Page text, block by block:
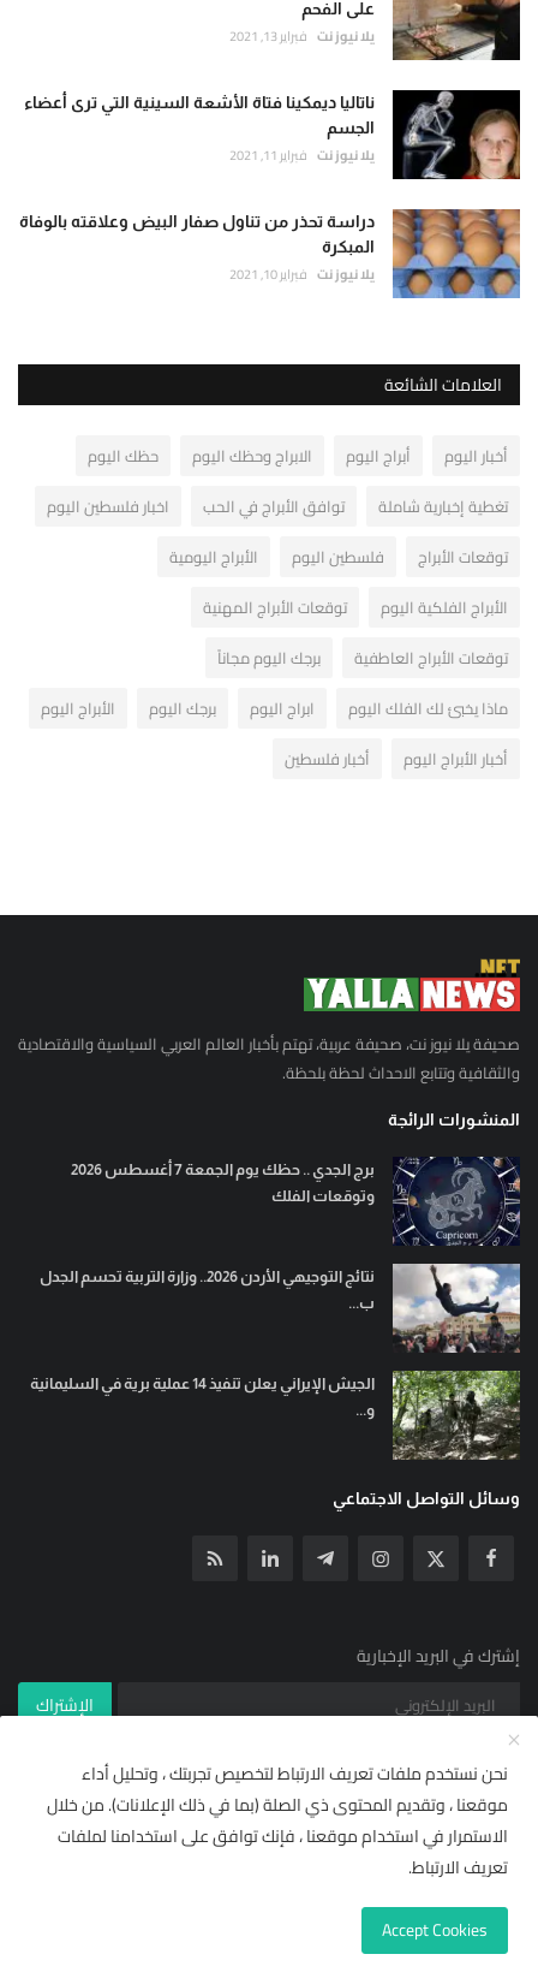
على الفحم
يلا نيوز نت فبراير 13, 2021
ناتاليا ديمكينا فتاة الأشعة السينية التي ترى أعضاء
الجسم
يلا نيوز نت فبراير 11, 2021
دراسة تحذر من تناول صفار البيض وعلاقته بالوفاة
المبكرة
يلا نيوز نت فبراير 10, 2021
العلامات الشائعة
أخبار اليوم أبراج اليوم الابراج وحظك اليوم
حظك اليوم
تغطية إخبارية شاملة
توافق الأبراج في الحب
اخبار فلسطين اليوم
توقعات الأبراج
فلسطين اليوم
الأبراج اليومية
الأبراج الفلكية اليوم
توقعات الأبراج المهنية
توقعات الأبراج العاطفية
برجك اليوم مجاناً
ماذا يخبئ لك الفلك اليوم
ابراج اليوم برجك اليوم
الأبراج اليوم
أخبار الأبراج اليوم
أخبار فلسطين
صحيفة يلا نيوز نت، صحيفة عربية، تهتم بأخبار العالم العربي السياسية والاقتصادية
والثقافية وتتابع الاحداث لحظة بلحظة.
المنشورات الرائجة
برج الجدي .. حظك يوم الجمعة 7 أغسطس 2026
وتوقعات الفلك
نتائج التوجيهي الأردن 2026.. وزارة التربية تحسم الجدل
ب...
الجيش الإيراني يعلن تنفيذ 14 عملية برية في السليمانية
و...
وسائل التواصل الاجتماعي
إشترك في البريد الإخبارية
الإشتراك
© جميع الحقوق محفوظة ل YallaNews net 2021
شروط خدمة RSS | يلا نيوز نت
الاشتراكات والأسعار (وصول مجاني)
نحن نستخدم ملفات تعريف الارتباط لتخصيص تجربتك ، وتحليل أداء
موقعنا ، وتقديم المحتوى ذي الصلة (بما في ذلك الإعلانات). من خلال
الاستمرار في استخدام موقعنا ، فإنك توافق على استخدامنا لملفات
تعريف الارتباط.
Accept Cookies
🌟 أضف "يلا نيوز نت" إلى مصادرك ×
تابع أحدث الأخبار والتقارير حصرياً ومباشرة من قسم
مصادرك"
لاحقاً